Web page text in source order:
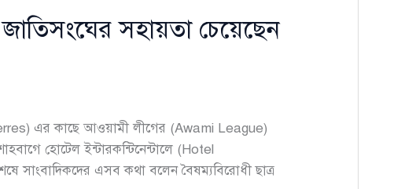
সহায়তা চেয়েছেন
এর কাছে আওয়ামী লীগের (Awami League)
হোটেল ইন্টারকন্টিনেন্টালে (Hotel
সাংবাদিকদের এসব কথা বলেন বৈষম্যবিরোধী ছাত্র